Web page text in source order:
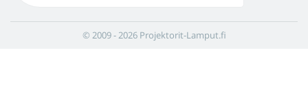
© 2009 - 2026 Projektorit-Lamput.fi